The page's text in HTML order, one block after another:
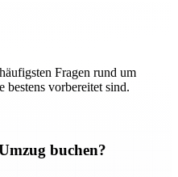
Fragen rund um
bestens vorbereitet sind.
buchen?